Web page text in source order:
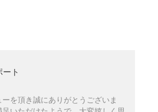
ート
を頂き誠にありがとうございま